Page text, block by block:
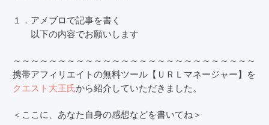
１．アメブロで記事を書く
以下の内容でお願いします
～～～～～～～～～～～～～～～～～～～～～～～～～～～
携帯アフィリエイトの無料ツール【ＵＲＬマネージャー】を
クエスト大王氏から紹介していただきました。
＜ここに、あなた自身の感想などを書いてね＞